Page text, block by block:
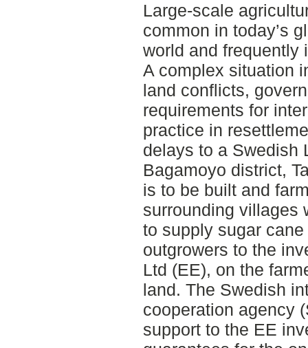
Large-scale
common in today’s
world and frequently
A complex situation
land conflicts,
requirements for
practice in
delays to a Swedish
Bagamoyo district,
is to be built and
surrounding villages
to supply sugar cane
outgrowers to the
Ltd (EE), on the
land. The Swedish
cooperation agency
support to the EE